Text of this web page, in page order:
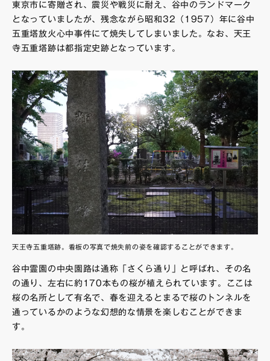
東京市に寄贈され、震災や戦災に耐え、谷中のランドマーク
となっていましたが、残念ながら昭和32（1957）年に谷中
五重塔放火心中事件にて焼失してしまいました。なお、天王
寺五重塔跡は都指定史跡となっています。
天王寺五重塔跡。看板の写真で焼失前の姿を確認することができます。
谷中霊園の中央園路は通称「さくら通り」と呼ばれ、その名
の通り、左右に約170本もの桜が植えられています。ここは
桜の名所として有名で、春を迎えるとまるで桜のトンネルを
通っているかのような幻想的な情景を楽しむことができま
す。